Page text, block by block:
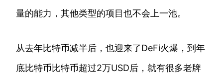
量的能力，其他类型的项目也不会上一池。
从去年比特币减半后，也迎来了DeFi火爆，到年
底比特币比特币超过2万USD后，就有很多老牌